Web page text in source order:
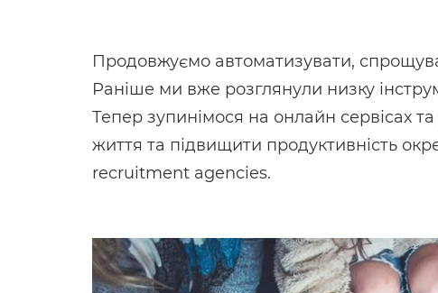
Продовжуємо автоматизувати,
Раніше ми вже розглянули низку
Тепер зупинімося на онлайн сервісах
життя та підвищити продуктивність
recruitment agencies.